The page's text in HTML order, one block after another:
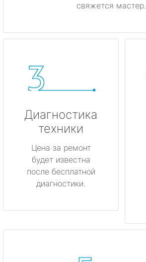
свяжется мастер.
Диагностика
техники
Цена за ремонт
будет известна
после бесплатной
диагностики.